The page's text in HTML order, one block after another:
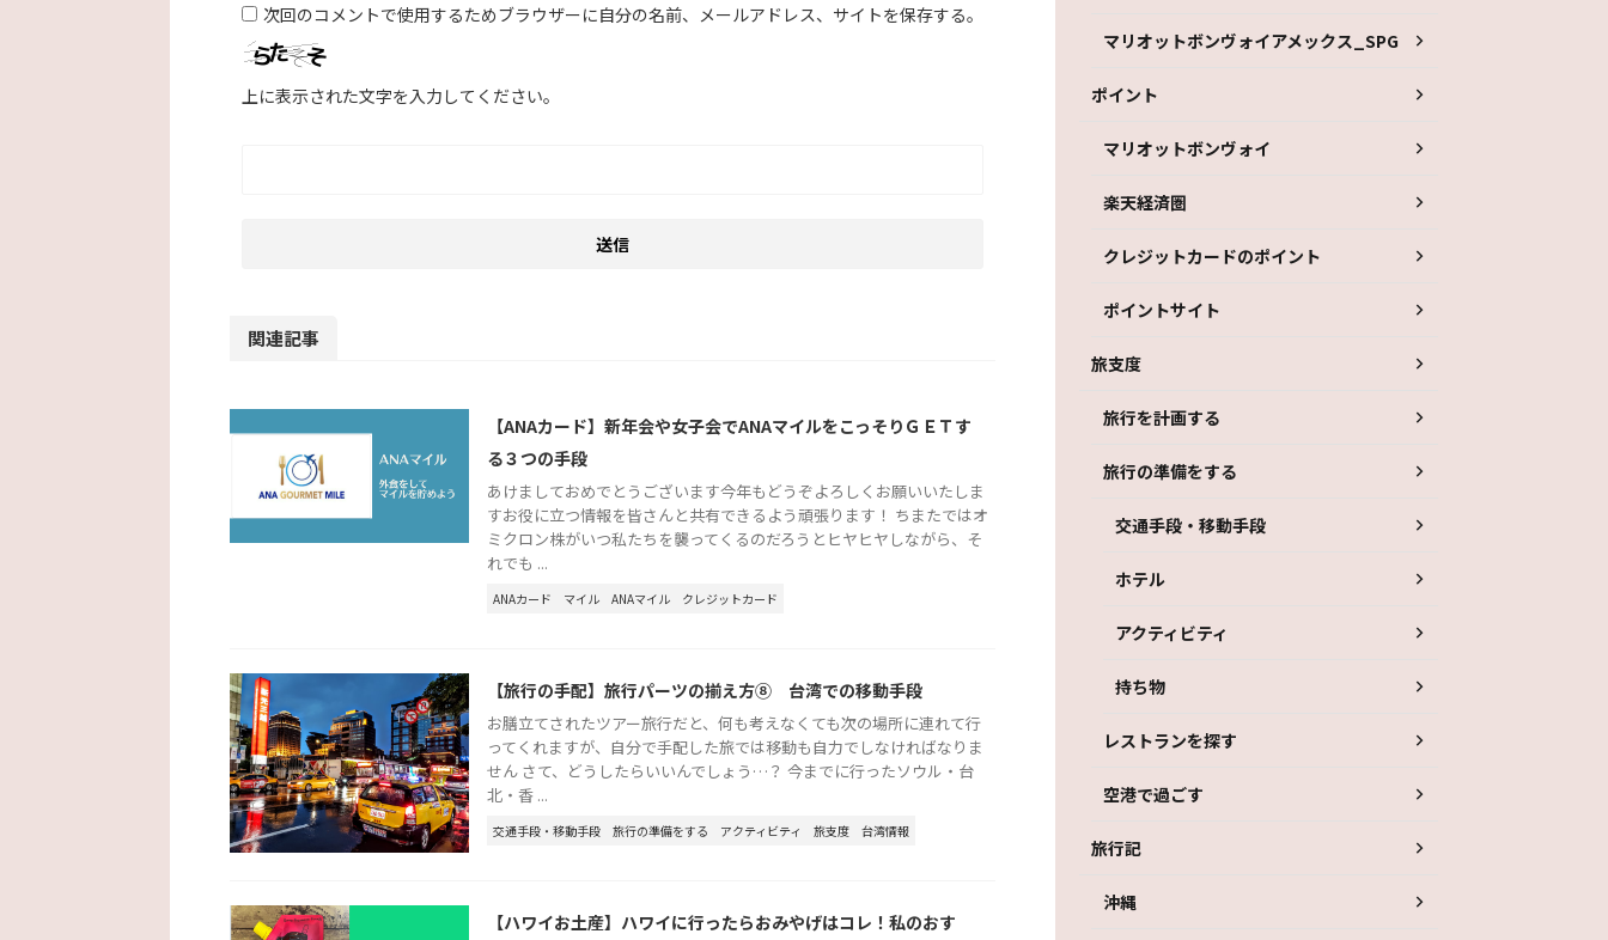
次回のコメントで使用するためブラウザーに自分の名前、メールアドレス、サイトを保存する。
上に表示された文字を入力してください。
関連記事
【ANAカード】新年会や女子会でANAマイルをこっそりＧＥＴす
る３つの手段
あけましておめでとうございます今年もどうぞよろしくお願いいたしま
すお役に立つ情報を皆さんと共有できるよう頑張ります！ ちまたではオ
ミクロン株がいつ私たちを襲ってくるのだろうとヒヤヒヤしながら、そ
れでも ...
ANAカード マイル ANAマイル クレジットカード
【旅行の手配】旅行パーツの揃え方⑧ 台湾での移動手段
お膳立てされたツアー旅行だと、何も考えなくても次の場所に連れて行
ってくれますが、自分で手配した旅では移動も自力でしなければなりま
せん さて、どうしたらいいんでしょう…？ 今までに行ったソウル・台
北・香 ...
交通手段・移動手段 旅行の準備をする アクティビティ 旅支度 台湾情報
【ハワイお土産】ハワイに行ったらおみやげはコレ！私のおす
マリオットボンヴォイアメックス_SPG
ポイント
マリオットボンヴォイ
楽天経済圏
クレジットカードのポイント
ポイントサイト
旅支度
旅行を計画する
旅行の準備をする
交通手段・移動手段
ホテル
アクティビティ
持ち物
レストランを探す
空港で過ごす
旅行記
沖縄